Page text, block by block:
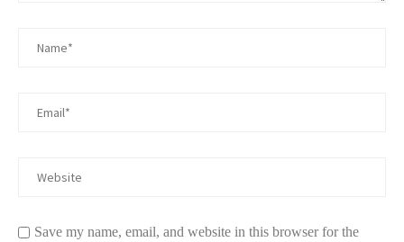
Save my name, email, and website in this browser for the